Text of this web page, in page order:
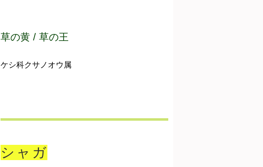
草の黄 / 草の王
ケシ科クサノオウ属
シャガ